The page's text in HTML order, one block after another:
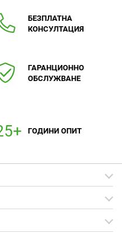
БЕЗПЛАТНА
КОНСУЛТАЦИЯ
ГАРАНЦИОННО
ОБСЛУЖВАНЕ
ГОДИНИ ОПИТ